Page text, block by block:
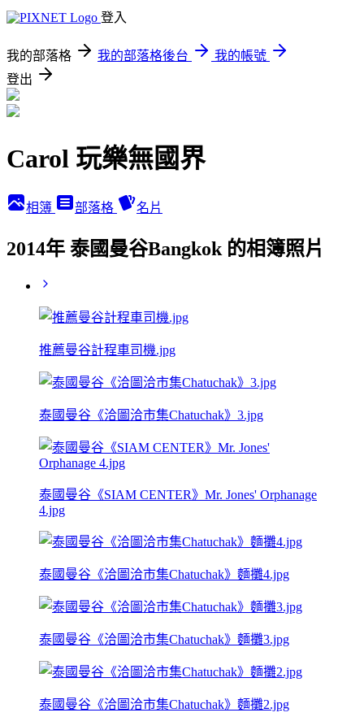
登入
我的部落格 我的部落格後台
我的帳號
登出
Carol 玩樂無國界
相簿 部落格 名片
2014年 泰國曼谷Bangkok 的相簿照片
推薦曼谷計程車司機.jpg
泰國曼谷《洽圖洽市集Chatuchak》3.jpg
泰國曼谷《SIAM CENTER》Mr. Jones' Orphanage
4.jpg
泰國曼谷《洽圖洽市集Chatuchak》麵攤4.jpg
泰國曼谷《洽圖洽市集Chatuchak》麵攤3.jpg
泰國曼谷《洽圖洽市集Chatuchak》麵攤2.jpg